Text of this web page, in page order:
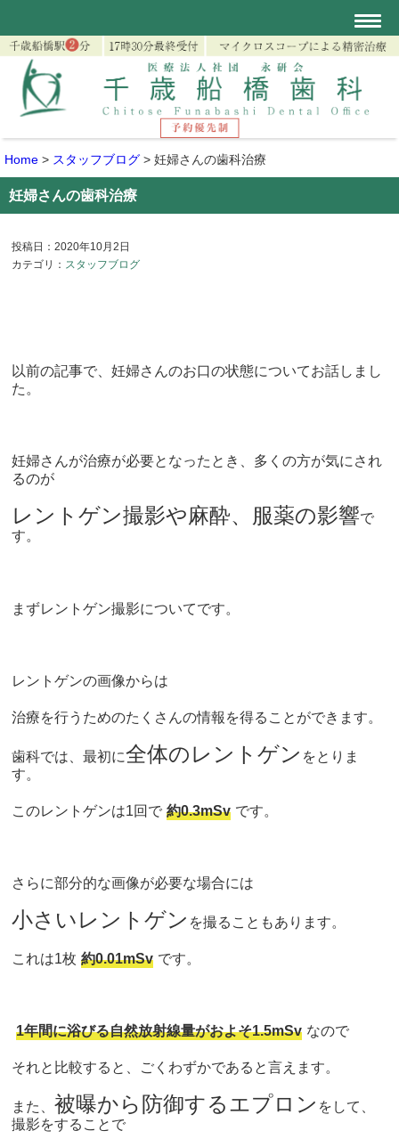
Home > スタッフブログ > 妊婦さんの歯科治療
妊婦さんの歯科治療
投稿日：2020年10月2日
カテゴリ： スタッフブログ
以前の記事で、妊婦さんのお口の状態についてお話しまし
た。
妊婦さんが治療が必要となったとき、多くの方が気にされ
るのが
レントゲン撮影や麻酔、服薬の影響で
す。
まずレントゲン撮影についてです。
レントゲンの画像からは
治療を行うためのたくさんの情報を得ることができます。
歯科では、最初に全体のレントゲン をとりま
す。
このレントゲンは1回で 約0.3mSv です。
さらに部分的な画像が必要な場合には
小さいレントゲン を撮ることもあります。
これは1枚 約0.01mSv です。
1年間に浴びる自然放射線量がおよそ1.5mSv なので
それと比較すると、ごくわずかであると言えます。
また、被曝から防御するエプロン をして、
撮影をすることで